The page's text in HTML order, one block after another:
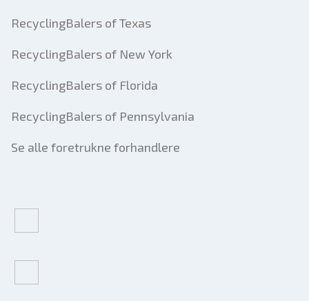
RecyclingBalers of Texas
RecyclingBalers of New York
RecyclingBalers of Florida
RecyclingBalers of Pennsylvania
Se alle foretrukne forhandlere